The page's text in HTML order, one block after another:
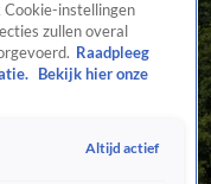
instellingen
zullen overal
Raadpleeg
Bekijk hier onze
Altijd actief